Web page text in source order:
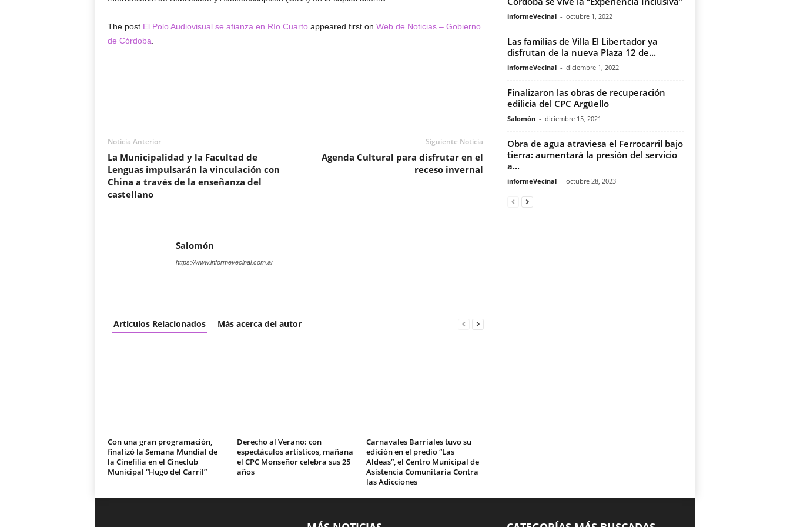
The post El Polo Audiovisual se afianza en Río Cuartoappeared first on Web de Noticias – Gobierno
de Córdoba
Noticia Anterior
La Municipalidad y la Facultad de
Lenguas impulsarán la vinculación con
China a través de la enseñanza del
castellano
Siguiente Noticia
Agenda Cultural para disfrutar en el
receso invernal
Salomón
https://www.informevecinal.com.ar
Articulos Relacionados Más acerca del autor
Con una gran programación,
finalizó la Semana Mundial de
la Cinefilia en el Cineclub
Municipal “Hugo del Carril”
Derecho al Verano: con
espectáculos artísticos, mañana
el CPC Monseñor celebra sus 25
años
Carnavales Barriales tuvo su
edición en el predio “Las
Aldeas”, el Centro Municipal de
Asistencia Comunitaria Contra
las Adicciones
informeVecinal - octubre 1, 2022
Las familias de Villa El Libertador ya
disfrutan de la nueva Plaza 12 de...
informeVecinal - diciembre 1, 2022
Finalizaron las obras de recuperación
edilicia del CPC Argüello
Salomón - diciembre 15, 2021
Obra de agua atraviesa el Ferrocarril bajo
tierra: aumentará la presión del servicio
a...
informeVecinal - octubre 28, 2023